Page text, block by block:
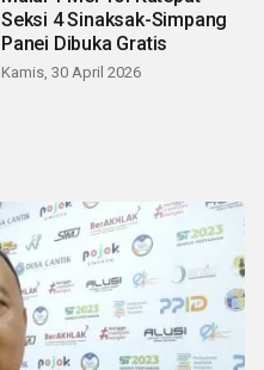
Seksi 4 Sinaksak-Simpang
Panei Dibuka Gratis
Kamis, 30 April 2026